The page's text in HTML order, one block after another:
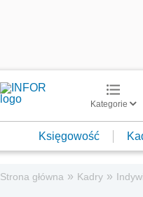
Kategorie
Księgowość
Strona główna » Kadry »